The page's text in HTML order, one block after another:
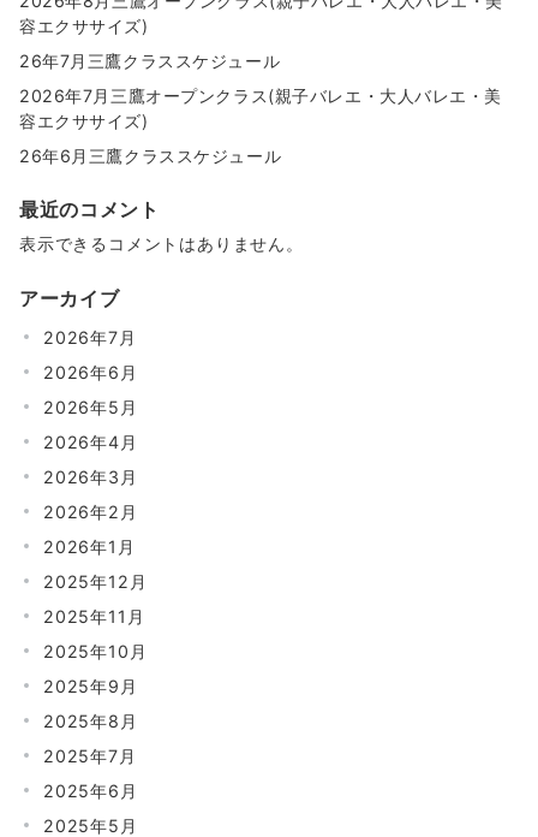
容エクササイズ)
26年7月三鷹クラススケジュール
2026年7月三鷹オープンクラス(親子バレエ・大人バレエ・美
容エクササイズ)
26年6月三鷹クラススケジュール
最近のコメント
表示できるコメントはありません。
アーカイブ
2026年7月
2026年6月
2026年5月
2026年4月
2026年3月
2026年2月
2026年1月
2025年12月
2025年11月
2025年10月
2025年9月
2025年8月
2025年7月
2025年6月
2025年5月